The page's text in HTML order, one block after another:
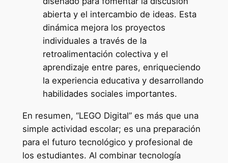
abierta y el intercambio de ideas. Esta
dinámica mejora los proyectos
individuales a través de la
retroalimentación colectiva y el
aprendizaje entre pares, enriqueciendo
la experiencia educativa y desarrollando
habilidades sociales importantes.
En resumen, “LEGO Digital” es más que una
simple actividad escolar; es una preparación
para el futuro tecnológico y profesional de
los estudiantes. Al combinar tecnología